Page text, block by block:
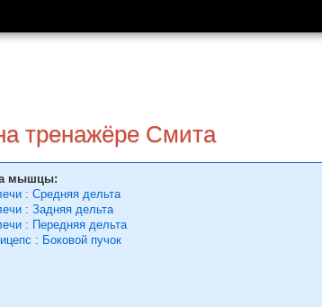
тренажёре Смита
мышцы:
: Средняя дельта
: Задняя дельта
: Передняя дельта
: Боковой пучок